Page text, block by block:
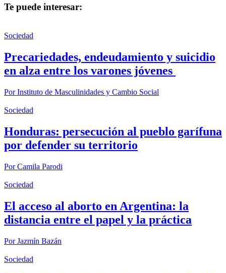
Te puede interesar:
Sociedad
Precariedades, endeudamiento y suicidio
en alza entre los varones jóvenes
PorInstituto de Masculinidades y Cambio Social
Sociedad
Honduras: persecución al pueblo garífuna
por defender su territorio
PorCamila Parodi
Sociedad
El acceso al aborto en Argentina: la
distancia entre el papel y la práctica
PorJazmín Bazán
Sociedad